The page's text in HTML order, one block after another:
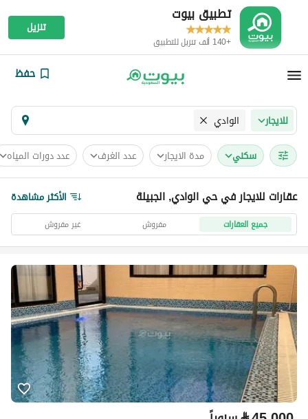
تطبيق بيوت
+140 ألف تنزيل للتطبيق
تنزيل
حفظ
للايجار الوادي
سكني مدة الايجار عدد الغرف عدد دورات المياه
عقارات للايجار في حي الوادي, الجبيلة الأكثر مشاهدة
جميع العقارات مفروش غير مفروش